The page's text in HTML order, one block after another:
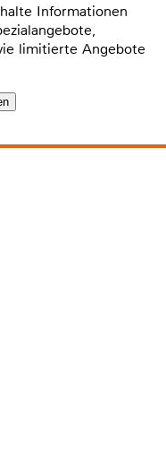
Informationen
limitierte Angebote